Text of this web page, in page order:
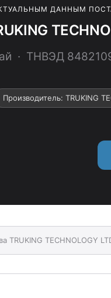
ДАННЫМ
· ТНВЭД
Производитель: TRUKING
TRUKING TECHNOLOGY